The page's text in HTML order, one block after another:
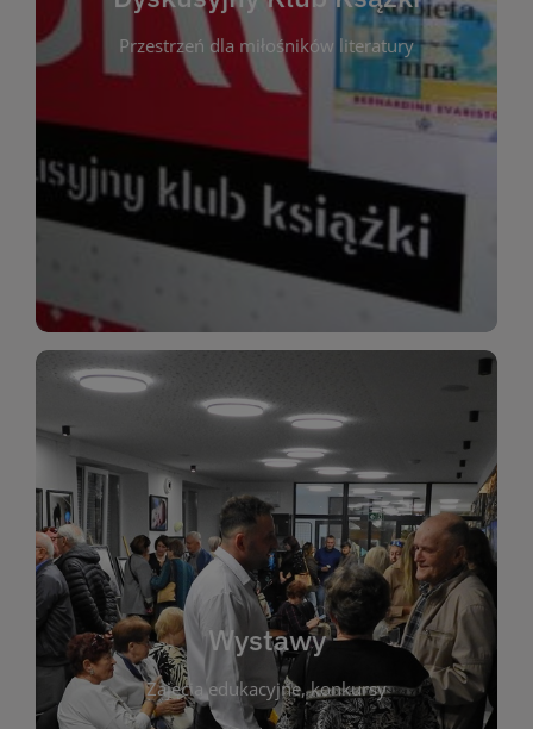
Przestrzeń dla miłośników literatury
Dyskusyjny Klub Ksążki
Dyskusyjny Klub Książki to przestrzeń dla
miłośników literatury, którzy lubią dzielić się
opiniami i emocjami po lekturze. Spotykamy się
regularnie, by rozmawiać o wybranych tytułach z
różnych gatunków literackich. Każde spotkanie to
okazja do inspirującej dyskusji, wymiany
Wystawy
Zajęcia edukacyjne, konkursy
ekspozycjach oraz archiwum wystaw z
poprzednich lat. Prezentowane prace obejmują
malarstwo, fotografię, rękodzieło i inne formy
artystyczne. Każda wystawa to wyjątkowa okazja
do kontaktu z kulturą i sztuką w przestrzeni
biblioteki. Serdecznie zapraszamy wszystkich
miłośników estetycznych doznań!
WIĘCEJ